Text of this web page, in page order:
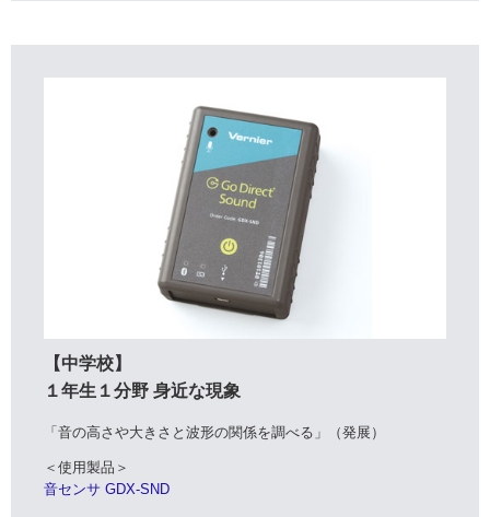
【中学校】
１年生１分野 身近な現象
「音の高さや大きさと波形の関係を調べる」（発展）
＜使用製品＞
音センサ GDX-SND